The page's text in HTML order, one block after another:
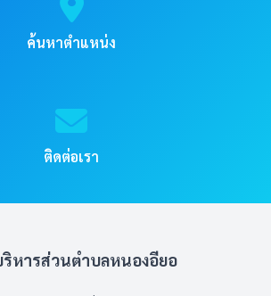
ค้นหาตำแหน่ง
ติดต่อเรา
ริหารส่วนตำบลหนองอียอ